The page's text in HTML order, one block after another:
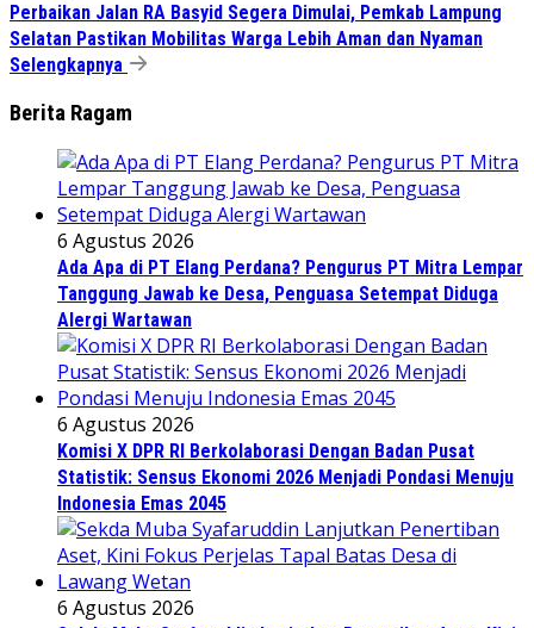
Perbaikan Jalan RA Basyid Segera Dimulai, Pemkab Lampung
Selatan Pastikan Mobilitas Warga Lebih Aman dan Nyaman
Selengkapnya
Berita Ragam
6 Agustus 2026
Ada Apa di PT Elang Perdana? Pengurus PT Mitra Lempar
Tanggung Jawab ke Desa, Penguasa Setempat Diduga
Alergi Wartawan
6 Agustus 2026
Komisi X DPR RI Berkolaborasi Dengan Badan Pusat
Statistik: Sensus Ekonomi 2026 Menjadi Pondasi Menuju
Indonesia Emas 2045
6 Agustus 2026